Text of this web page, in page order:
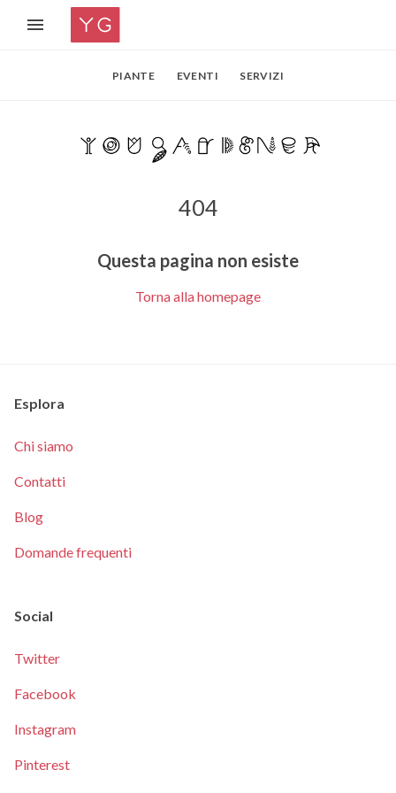
PIANTE EVENTI SERVIZI
404
Questa pagina non esiste
Torna alla homepage
Esplora
Chi siamo
Contatti
Blog
Domande frequenti
Social
Twitter
Facebook
Instagram
Pinterest